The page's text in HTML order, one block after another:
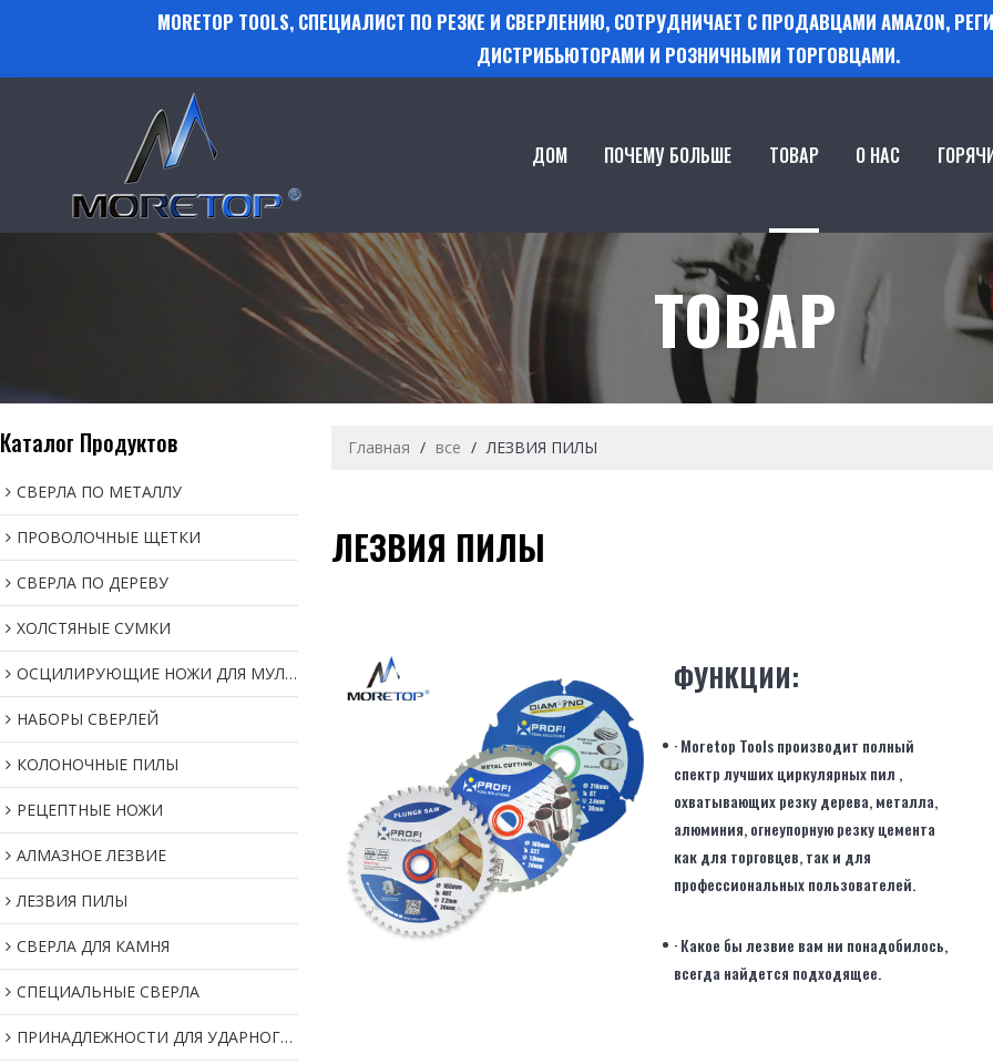
MORETOP TOOLS, СПЕЦИАЛИСТ ПО РЕЗКЕ И СВЕРЛЕНИЮ, СОТРУДНИЧАЕТ С ПРОДАВЦАМИ AMAZON,
ДИСТРИБЬЮТОРАМИ И РОЗНИЧНЫМИ ТОРГОВЦАМИ.
ДОМ ПОЧЕМУ БОЛЬШЕ ТОВАР О НАС
ТОВАР
Каталог Продуктов
СВЕРЛА ПО МЕТАЛЛУ
ПРОВОЛОЧНЫЕ ЩЕТКИ
СВЕРЛА ПО ДЕРЕВУ
ХОЛСТЯНЫЕ СУМКИ
ОСЦИЛИРУЮЩИЕ НОЖИ ДЛЯ МУЛЬТИИНСТРУМЕНТОВ
НАБОРЫ СВЕРЛЕЙ
КОЛОНОЧНЫЕ ПИЛЫ
РЕЦЕПТНЫЕ НОЖИ
АЛМАЗНОЕ ЛЕЗВИЕ
ЛЕЗВИЯ ПИЛЫ
СВЕРЛА ДЛЯ КАМНЯ
СПЕЦИАЛЬНЫЕ СВЕРЛА
ПРИНАДЛЕЖНОСТИ ДЛЯ УДАРНОГО ИНСТРУМЕНТА
Главная / все / ЛЕЗВИЯ ПИЛЫ
ЛЕЗВИЯ ПИЛЫ
ФУНКЦИИ:
· Moretop Tools производит полный
спектрлучших циркулярных пил ,
охватывающих резку дерева, металла,
алюминия, огнеупорную резку цемента
как для торговцев, так и для
профессиональных пользователей.
· Какое бы лезвие вам ни понадобилось,
всегда найдется подходящее.